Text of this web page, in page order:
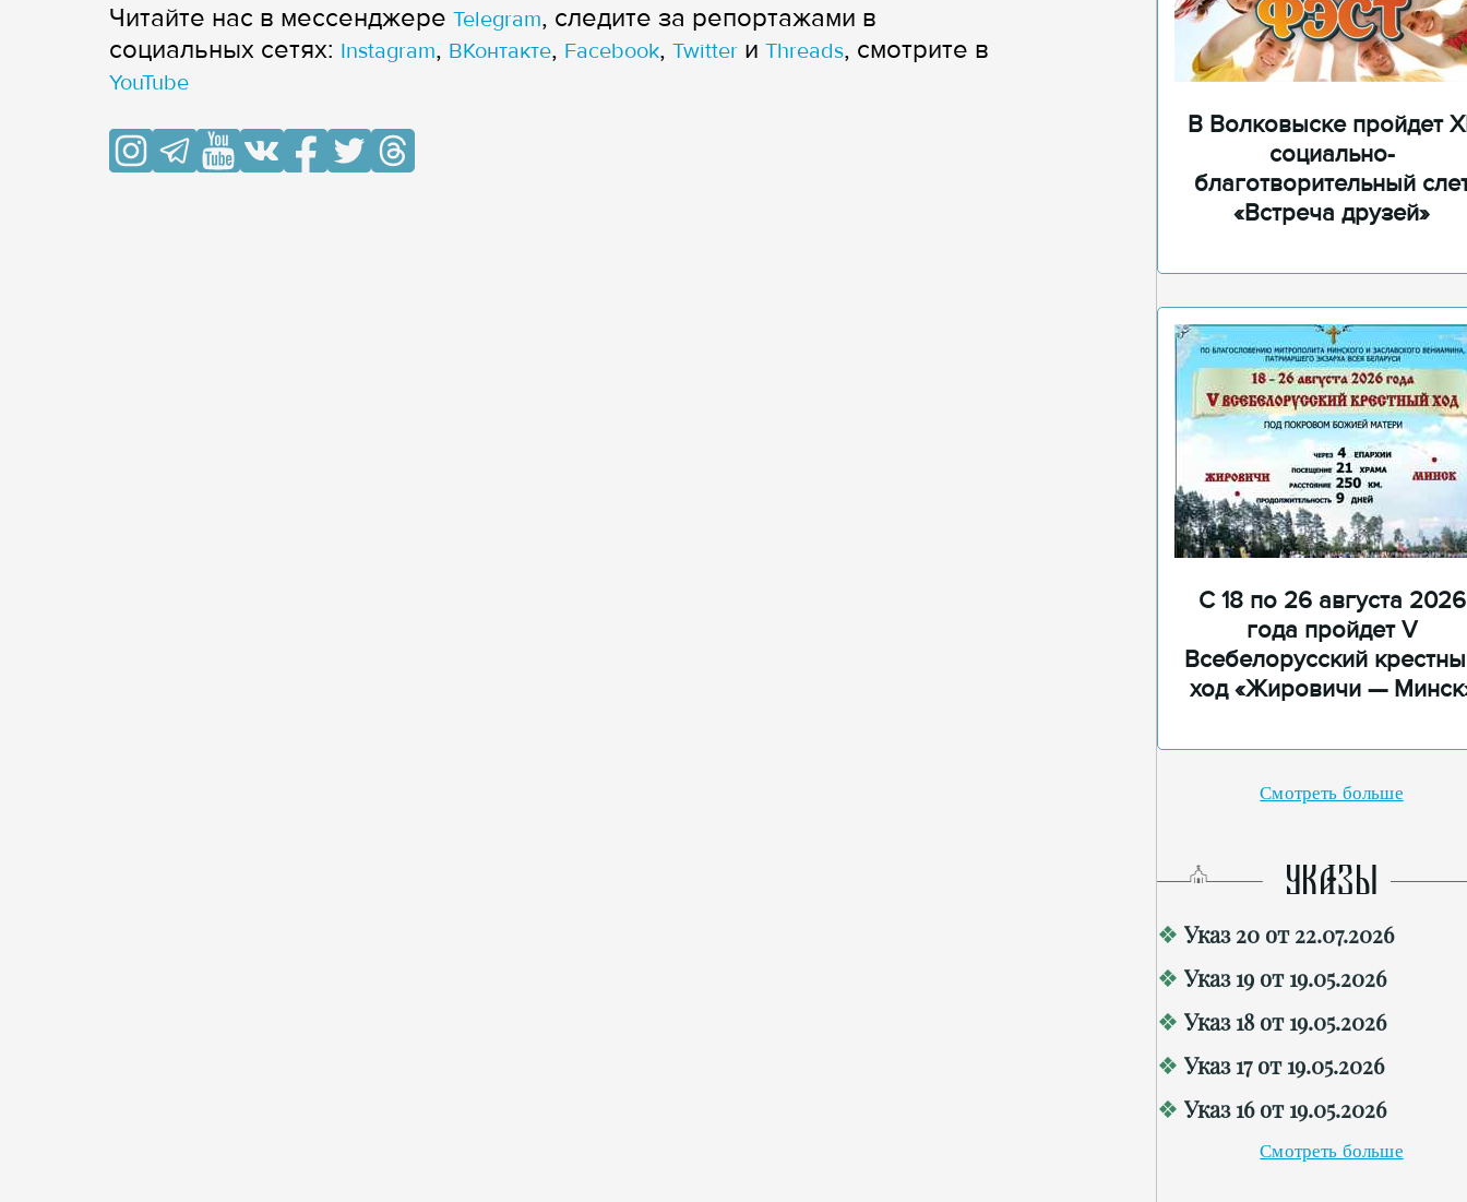
Читайте нас в мессенджере Telegram, следите за репортажами в
cоциальных сетях: Instagram, ВКонтакте, Facebook, Twitter и Threads, смотрите в
YouTube
В Волковыске пройдет
социально-
благотворительный
«Встреча друзей»
С 18 по 26 августа 2026
года пройдет V
Всебелорусский
ход «Жировичи —
Смотреть больше
УКАЗЫ
Указ 20 от 22.07.2026
Указ 19 от 19.05.2026
Указ 18 от 19.05.2026
Указ 17 от 19.05.2026
Указ 16 от 19.05.2026
Смотреть больше